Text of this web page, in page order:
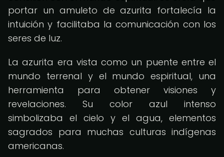
portar un amuleto de azurita fortalecía la
intuición y facilitaba la comunicación con los
seres de luz.
La azurita era vista como un puente entre el
mundo terrenal y el mundo espiritual, una
herramienta para obtener visiones y
revelaciones. Su color azul intenso
simbolizaba el cielo y el agua, elementos
sagrados para muchas culturas indígenas
americanas.